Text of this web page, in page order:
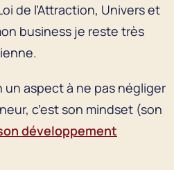
de l’Attraction, Univers et
business je reste très
un aspect à ne pas négliger
c’est son mindset (son
développement